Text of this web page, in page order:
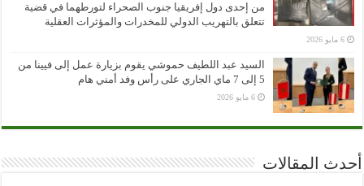
من إحدى دول إفريقيا جنوب الصحراء لتورطهما في قضية
تتعلق بالتهريب الدولي للمخدرات والمؤثرات العقلية
6 مايو 2026
السيد عبد اللطيف حموشي يقوم بزيارة عمل إلى فيينا من
5 إلى 7 ماي الجاري على رأس وفد أمني هام
6 مايو 2026
أحدث المقالات